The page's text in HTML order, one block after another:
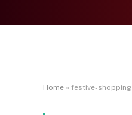
Home » festive-shopping